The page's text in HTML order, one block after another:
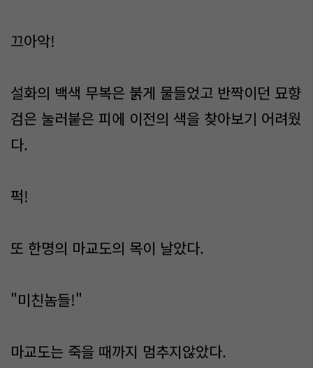
끄아악!
설화의 백색 무복은 붉게 물들었고 반짝이던 묘향
검은 눌러붙은 피에 이전의 색을 찾아보기 어려웠
다.
퍽!
또 한명의 마교도의 목이 날았다.
"미친놈들!"
마교도는 죽을 때까지 멈추지않았다.